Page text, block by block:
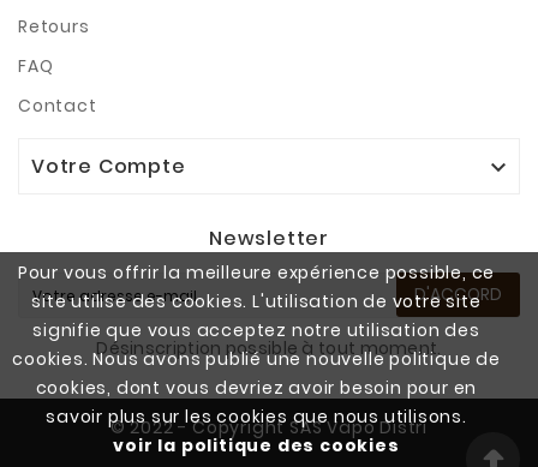
Pour vous offrir la meilleure expérience possible, ce
site utilise des cookies. L'utilisation de votre site
signifie que vous acceptez notre utilisation des
cookies. Nous avons publié une nouvelle politique de
cookies, dont vous devriez avoir besoin pour en
savoir plus sur les cookies que nous utilisons.
voir la politique des cookies
Retours
FAQ
Contact
Votre Compte 
Newsletter
D'ACCORD
Désinscription possible à tout moment.
© 2022 - Copyright SAS Vapo Distri